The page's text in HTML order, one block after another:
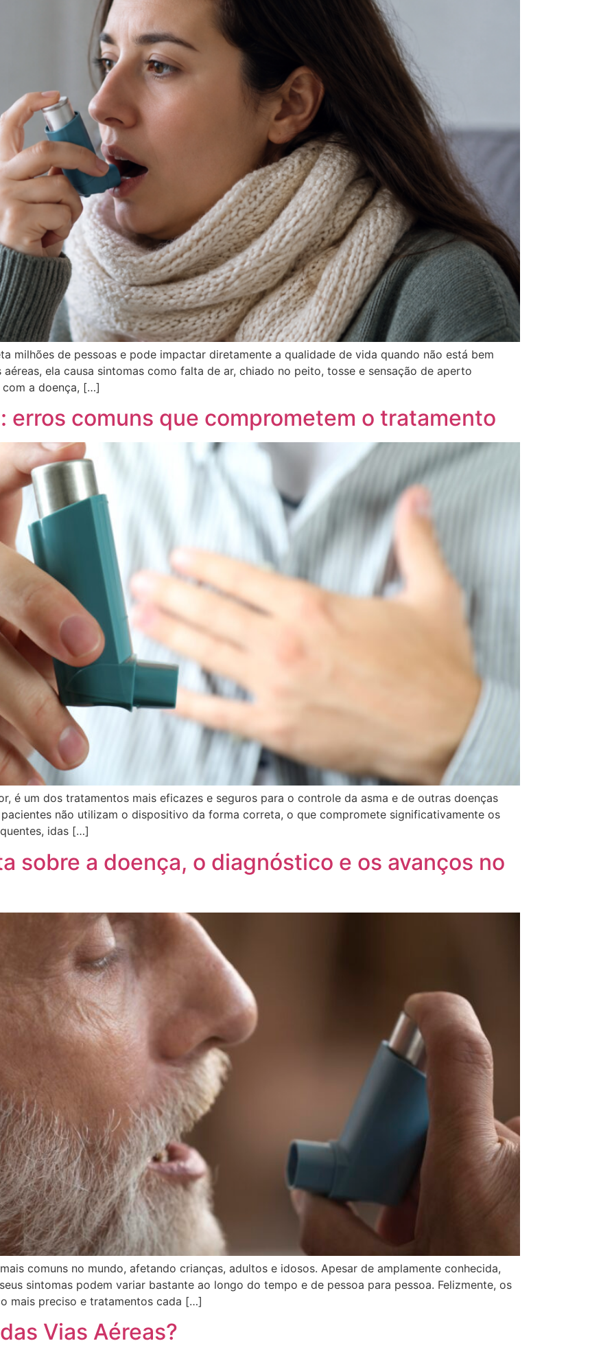
milhões de pessoas e pode impactar diretamente a qualidade de vida quando não está bem
ela causa sintomas como falta de ar, chiado no peito, tosse e sensação de aperto
a doença, […]
erros comuns que comprometem o tratamento
é um dos tratamentos mais eficazes e seguros para o controle da asma e de outras doenças
não utilizam o dispositivo da forma correta, o que compromete significativamente os
idas […]
sobre a doença, o diagnóstico e os avanços no
comuns no mundo, afetando crianças, adultos e idosos. Apesar de amplamente conhecida,
sintomas podem variar bastante ao longo do tempo e de pessoa para pessoa. Felizmente, os
mais preciso e tratamentos cada […]
Vias Aéreas?